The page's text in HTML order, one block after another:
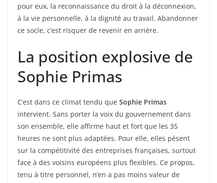
pour eux, la reconnaissance du droit à la déconnexion,
à la vie personnelle, à la dignité au travail. Abandonner
ce socle, c’est risquer de revenir en arrière.
La position explosive de
Sophie Primas
C’est dans ce climat tendu que Sophie Primas
intervient. Sans porter la voix du gouvernement dans
son ensemble, elle affirme haut et fort que les 35
heures ne sont plus adaptées. Pour elle, elles pèsent
sur la compétitivité des entreprises françaises, surtout
face à des voisins européens plus flexibles. Ce propos,
tenu à titre personnel, n’en a pas moins valeur de